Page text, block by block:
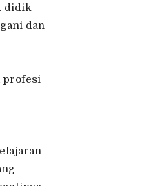
didik
dan
profesi